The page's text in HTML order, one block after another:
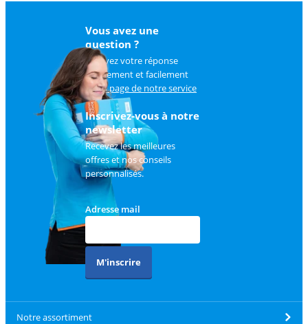
Vous avez une
question ?
Trouvez votre réponse
rapidement et facilement
surla page de notre service
client.
Inscrivez-vous à notre
newsletter
Recevez les meilleures
offres et nos conseils
personnalisés.
Adresse mail
M'inscrire
Notre assortiment